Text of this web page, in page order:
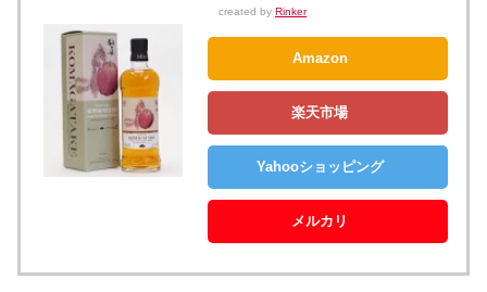
created by Rinker
Amazon
楽天市場
Yahooショッピング
メルカリ